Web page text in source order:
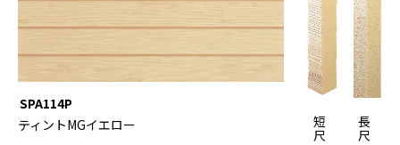
短
尺
長
尺
SPA114P
ティントMGイエロー